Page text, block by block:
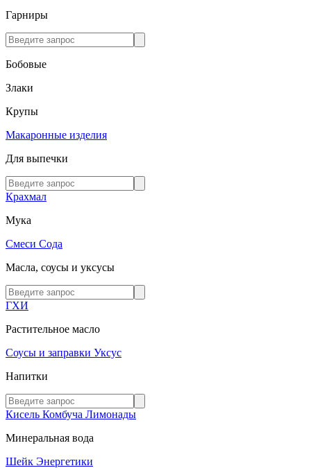
Гарниры
Бобовые
Злаки
Крупы
Макаронные изделия
Для выпечки
Крахмал
Мука
Смеси Сода
Масла, соусы и уксусы
ГХИ
Растительное масло
Соусы и заправки Уксус
Напитки
Кисель Комбуча Лимонады
Минеральная вода
Шейк Энергетики